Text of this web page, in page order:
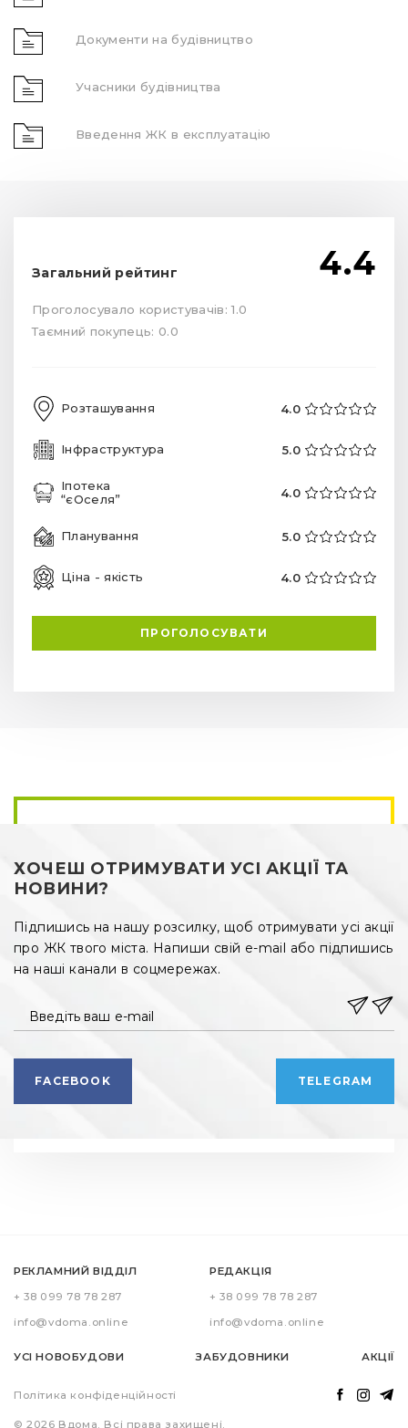
Документи на будівництво
Учасники будівництва
Введення ЖК в експлуатацію
Загальний рейтинг 4.4
Проголосувало користувачів: 1.0
Таємний покупець: 0.0
Розташування 4.0
Інфраструктура 5.0
Іпотека
“єОселя”
4.0
Планування 5.0
Ціна - якість 4.0
ПРОГОЛОСУВАТИ
ХОЧЕШ ОТРИМУВАТИ УСІ АКЦІЇ ТА
НОВИНИ?
Підпишись на нашу розсилку, щоб отримувати усі акції
про ЖК твого міста. Напиши свій e-mail або підпишись
на наші канали в соцмережах.
Введіть ваш e-mail
FACEBOOK TELEGRAM
РЕКЛАМНИЙ ВІДДІЛ
+ 38 099 78 78 287
info@vdoma.online
РЕДАКЦІЯ
+ 38 099 78 78 287
info@vdoma.online
АКЦІЇ
ЗАБУДОВНИКИ
УСІ НОВОБУДОВИ
Політика конфіденційності
© 2026 Вдома. Всі права захищені.